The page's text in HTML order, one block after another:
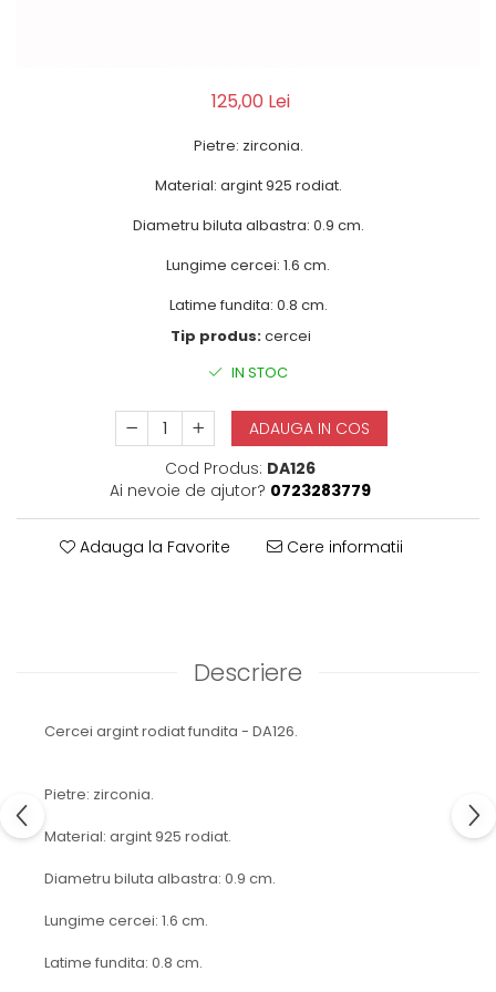
125,00 Lei
Pietre: zirconia.
Material: argint 925 rodiat.
Diametru biluta albastra: 0.9 cm.
Lungime cercei: 1.6 cm.
Latime fundita: 0.8 cm.
Tip produs:cercei
IN STOC
ADAUGA IN COS
Cod Produs: DA126
Ai nevoie de ajutor? 0723283779
Adauga la Favorite Cere informatii
Descriere
Cercei argint rodiat fundita - DA126.
Pietre: zirconia.
Material: argint 925 rodiat.
Diametru biluta albastra: 0.9 cm.
Lungime cercei: 1.6 cm.
Latime fundita: 0.8 cm.